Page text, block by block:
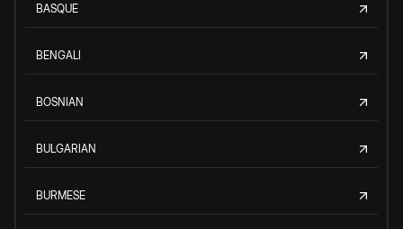
BASQUE
BENGALI
BOSNIAN
BULGARIAN
BURMESE